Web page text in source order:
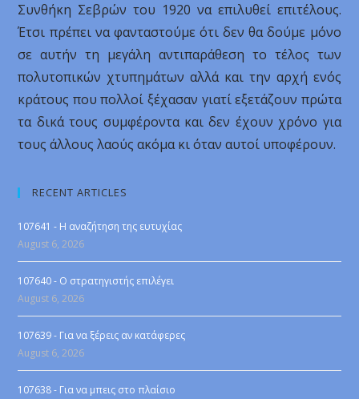
Συνθήκη Σεβρών του 1920 να επιλυθεί επιτέλους.
Έτσι πρέπει να φανταστούμε ότι δεν θα δούμε μόνο
σε αυτήν τη μεγάλη αντιπαράθεση το τέλος των
πολυτοπικών χτυπημάτων αλλά και την αρχή ενός
κράτους που πολλοί ξέχασαν γιατί εξετάζουν πρώτα
τα δικά τους συμφέροντα και δεν έχουν χρόνο για
τους άλλους λαούς ακόμα κι όταν αυτοί υποφέρουν.
RECENT ARTICLES
107641 - Η αναζήτηση της ευτυχίας
August 6, 2026
107640 - Ο στρατηγιστής επιλέγει
August 6, 2026
107639 - Για να ξέρεις αν κατάφερες
August 6, 2026
107638 - Για να μπεις στο πλαίσιο